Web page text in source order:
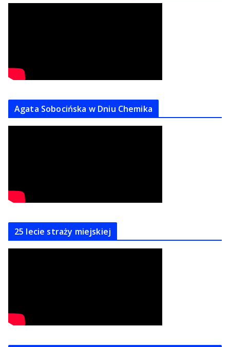
Agata Sobocińska w Dniu Chemika
25 lecie straży miejskiej